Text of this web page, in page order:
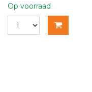
Op voorraad